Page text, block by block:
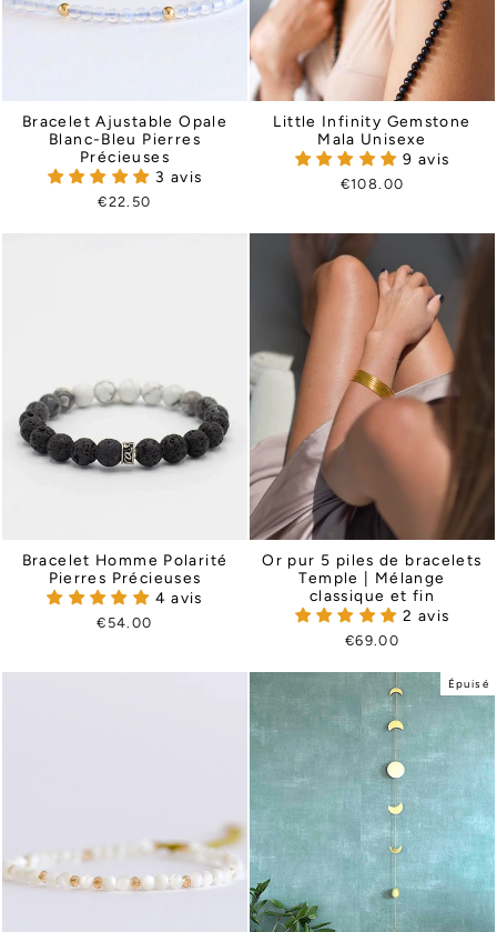
Bracelet Ajustable Opale
Blanc-Bleu Pierres
Précieuses
3 avis
€22.50
Little Infinity Gemstone
Mala Unisexe
9 avis
€108.00
Bracelet Homme Polarité
Pierres Précieuses
4 avis
€54.00
Or pur 5 piles de bracelets
Temple | Mélange
classique et fin
2 avis
€69.00
Épuisé